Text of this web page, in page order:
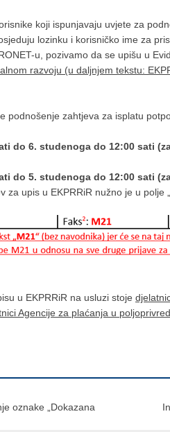
koji ispunjavaju uvjete za
lozinku i korisničko ime za
u, pozivamo da se upišu u
razvoju (u daljnjem tekstu:
podnošenje zahtjeva za isplatu
do 6. studenoga do 12:00 sati
do 5. studenoga do 12:00 sati
upis u EKPRRiR nužno je u polje
u EKPRRiR na usluzi stoje
Agencije za plaćanja u
oznake „Dokazana